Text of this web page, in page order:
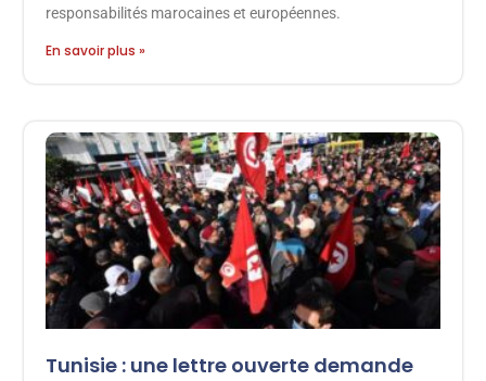
responsabilités marocaines et européennes.
En savoir plus »
Tunisie : une lettre ouverte demande